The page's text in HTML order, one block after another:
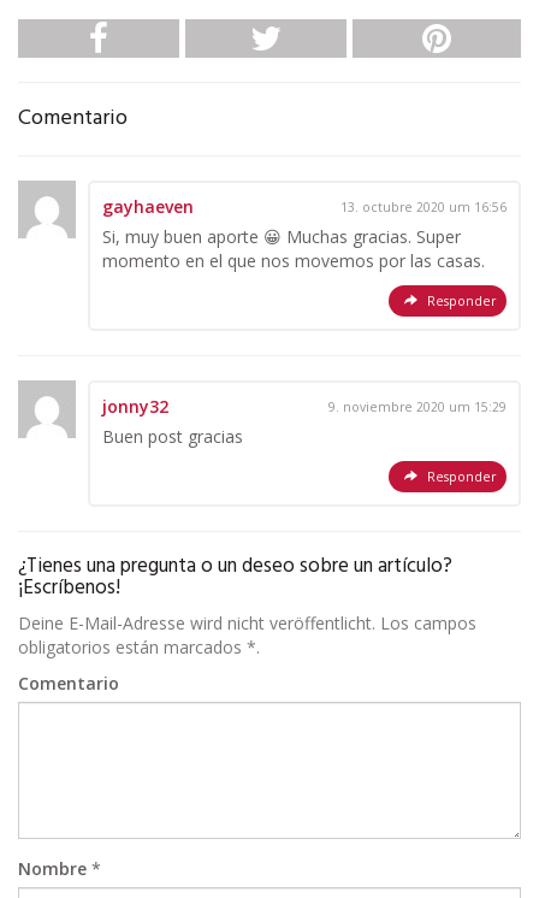
Comentario
gayhaeven 13. octubre 2020 um 16:56
Si, muy buen aporte 😀 Muchas gracias. Super
momento en el que nos movemos por las casas.
Responder
jonny32 9. noviembre 2020 um 15:29
Buen post gracias
Responder
¿Tienes una pregunta o un deseo sobre un artículo?
¡Escríbenos!
Deine E-Mail-Adresse wird nicht veröffentlicht. Los campos
obligatorios están marcados *.
Comentario
Nombre *